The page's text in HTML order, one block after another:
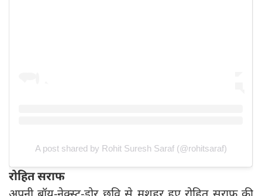
A post shared by Rohit Suresh Saraf (@rohitsaraf)
रोहित सराफ